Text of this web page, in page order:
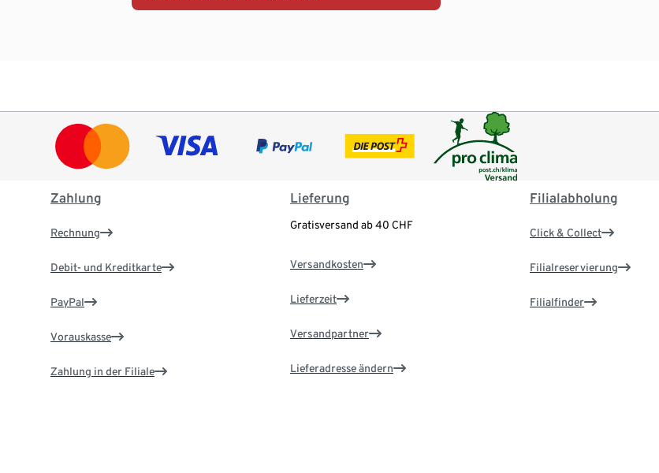
Zahlung
Rechnung
Debit- und Kreditkarte
PayPal
Vorauskasse
Zahlung in der Filiale
Lieferung
Gratisversand ab 40 CHF
Versandkosten
Lieferzeit
Versandpartner
Lieferadresse ändern
Filialabholung
Click & Collect
Filialreservierung
Filialfinder